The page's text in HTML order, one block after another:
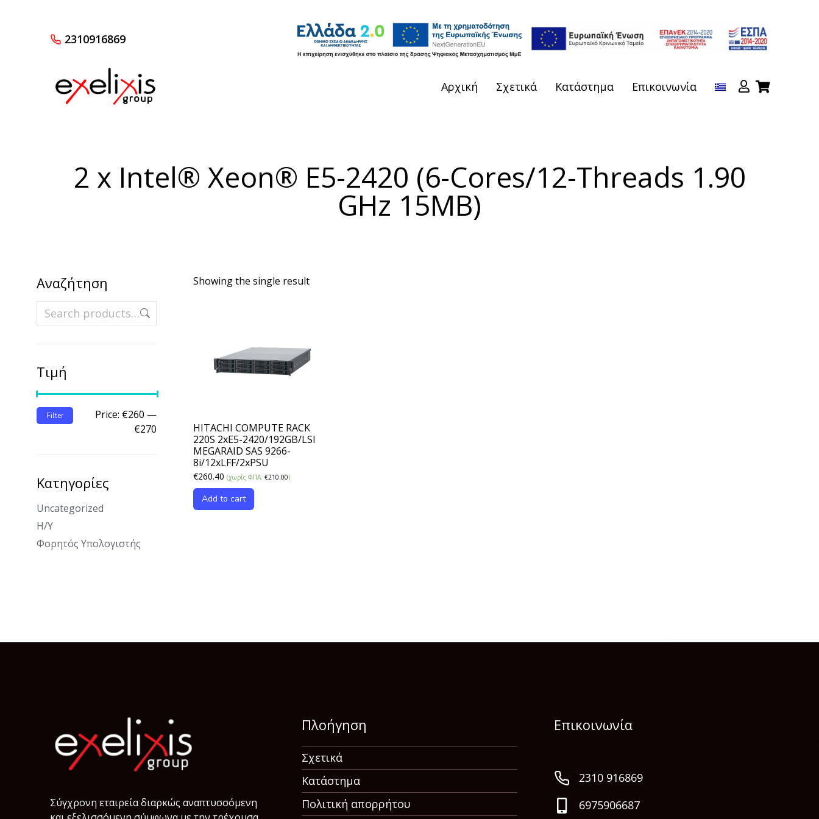
2310916869
Αρχική Σχετικά Κατάστημα Επικοινωνία
2 x Intel® Xeon® E5-2420 (6-Cores/12-Threads 1.90
GHz 15ΜB)
Αναζήτηση
Τιμή
Filter Price: €260 —
€270
Κατηγορίες
Uncategorized
Η/Υ
Φορητός Υπολογιστής
Showing the single result
HITACHI COMPUTE RACK
220S 2xE5-2420/192GB/LSI
MEGARAID SAS 9266-
8i/12xLFF/2xPSU
€260.40 (χωρίς ΦΠΑ: €210.00)
Add to cart
Σύγχρονη εταιρεία διαρκώς αναπτυσσόμενη
Πλοήγηση
Σχετικά
Κατάστημα
Πολιτική απορρήτου
Επικοινωνία
2310 916869
6975906687